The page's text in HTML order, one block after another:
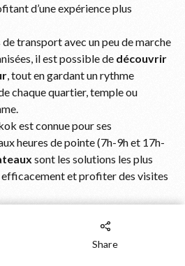
Share
d’une expérience plus
transport avec un peu de marche
il est possible de découvrir
, tout en gardant un rythme
chaque quartier, temple ou
est connue pour ses
heures de pointe (7h-9h et 17h-
sont les solutions les plus
et profiter des visites
endroits je te conseille de
fortement. Quand je suis en
par leurs services.